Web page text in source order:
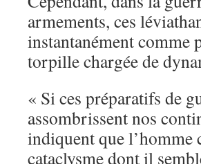
armements, ces
instantanément comme
torpille chargée de
« Si ces préparatifs de
assombrissent nos
indiquent que l’homme
cataclysme dont il